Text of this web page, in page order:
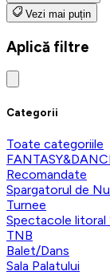
Vezi mai puțin
Aplică filtre
Categorii
Toate categoriile
Recomandate
Spargatorul de
Turnee
Spectacole litoral
TNB
Balet/Dans
Sala Palatului